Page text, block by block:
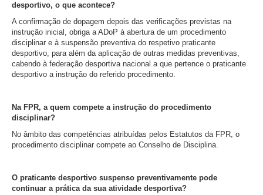
desportivo, o que acontece?
A confirmação de dopagem depois das verificações previstas na
instrução inicial, obriga a ADoP à abertura de um procedimento
disciplinar e à suspensão preventiva do respetivo praticante
desportivo, para além da aplicação de outras medidas preventivas,
cabendo à federação desportiva nacional a que pertence o praticante
desportivo a instrução do referido procedimento.
Na FPR, a quem compete a instrução do procedimento
disciplinar?
No âmbito das competências atribuídas pelos Estatutos da FPR, o
procedimento disciplinar compete ao Conselho de Disciplina.
O praticante desportivo suspenso preventivamente pode
continuar a prática da sua atividade desportiva?